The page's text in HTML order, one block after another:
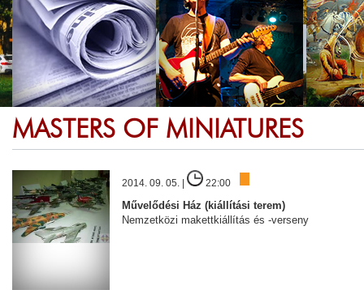
MASTERS OF MINIATURES
2014. 09. 05. | 22:00
Művelődési Ház (kiállítási terem)
Nemzetközi makettkiállítás és -verseny